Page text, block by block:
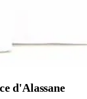
d'Alassane